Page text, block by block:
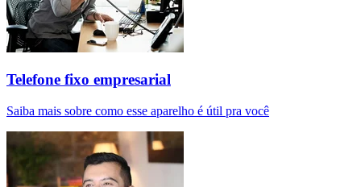
Telefone fixo empresarial
Saiba mais sobre como esse aparelho é útil pra você